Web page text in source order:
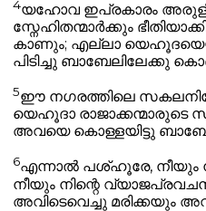
4യഹോവ ഇപ്രകാരം
സ്നേഹിതന്മാർക്കും
കാണും; എല്ലാ
പിടിച്ചു ബാബേലിലേക്കു
5ഈ നഗരത്തിലെ
യെഹൂദാ
അവയെ കൊള്ളയിട്ടു
6എന്നാൽ പശ്ഹൂരേ, നീയും
നീയും നിന്റെ
അവിടെവെച്ചു മരിക്കയും